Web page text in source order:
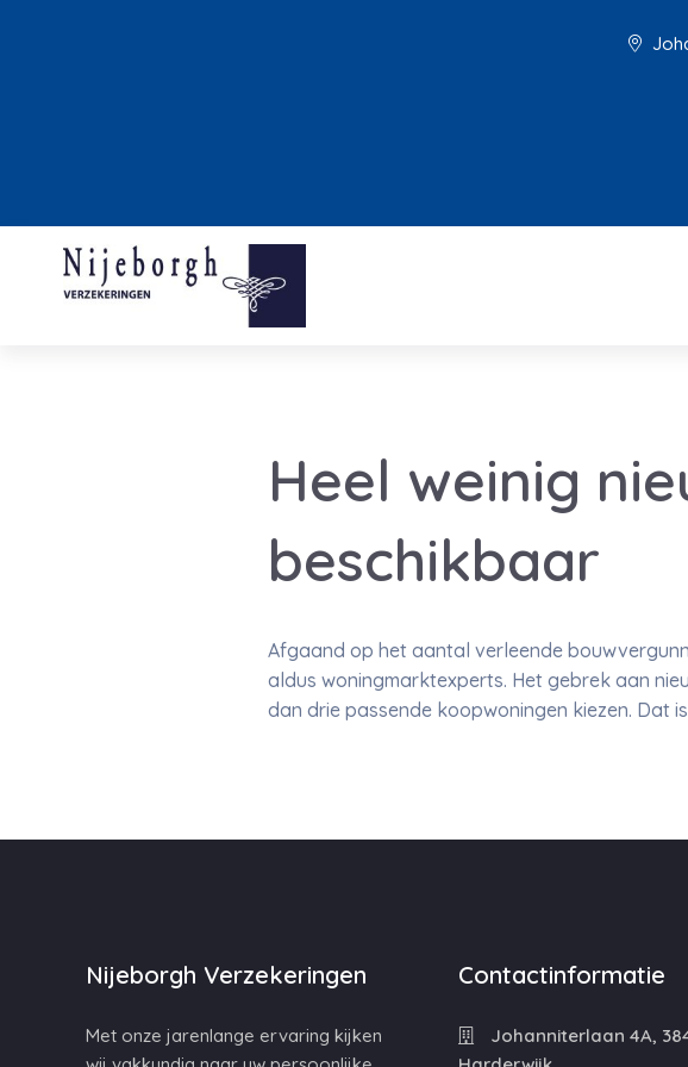
Heel weinig
beschikbaar
Afgaand op het aantal verleende
aldus woningmarktexperts. Het gebrek aan
dan drie passende koopwoningen kiezen. Dat
Nijeborgh Verzekeringen
Met onze jarenlange ervaring kijken
Contactinformatie
Johanniterlaan 4A,